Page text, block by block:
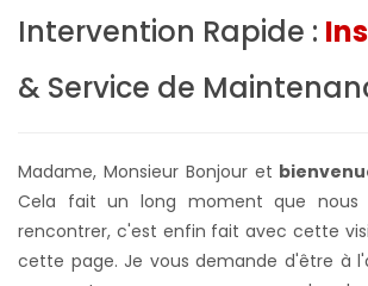
Intervention Rapide :
& Service de
Madame, Monsieur Bonjour et
Cela fait un long moment que nous
rencontrer, c'est enfin fait avec cette
cette page. Je vous demande d'être à